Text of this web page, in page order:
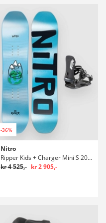
-36%
Nitro
Ripper Kids + Charger Mini S 2026 Kids Snowboardpaket
kr 4 525,- kr 2 905,-